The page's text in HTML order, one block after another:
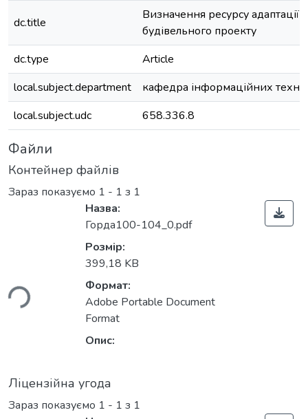
dc.title
Визначення ресурсу адаптації
будівельного проекту
dc.type
Article
local.subject.department
кафедра інформаційних
local.subject.udc
658.336.8
Файли
Контейнер файлів
Зараз показуємо 1 - 1 з 1
Назва:
Горда100-104_0.pdf
Розмір:
399,18 KB
Формат:
Adobe Portable Document
Format
Опис:
Ліцензійна угода
Зараз показуємо 1 - 1 з 1